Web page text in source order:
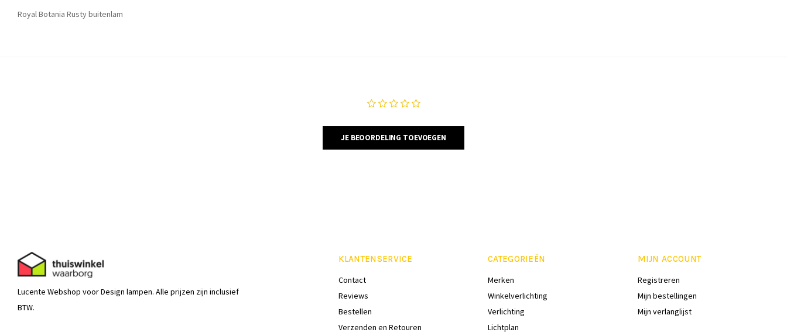
Royal Botania Rusty buitenlam
JE BEOORDELING TOEVOEGEN
Lucente Webshop voor Design lampen. Alle prijzen zijn inclusief
BTW.
KLANTENSERVICE
Contact
Reviews
Bestellen
Verzenden en Retouren
CATEGORIEËN
Merken
Winkelverlichting
Verlichting
Lichtplan
MIJN ACCOUNT
Registreren
Mijn bestellingen
Mijn verlanglijst